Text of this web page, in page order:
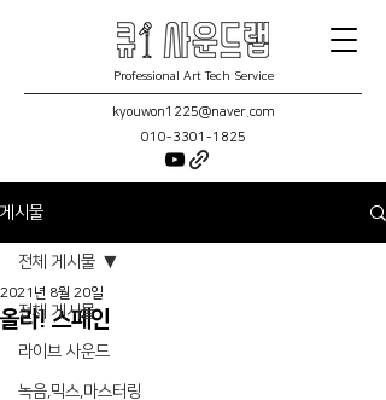
Professional Art Tech Service
kyouwon1225@naver.com
010-3301-1825
게시물
전체 게시물
라이브 사운드
녹음,믹스,마스터링
전체 게시물
올라! 스페인
2021년 8월 20일